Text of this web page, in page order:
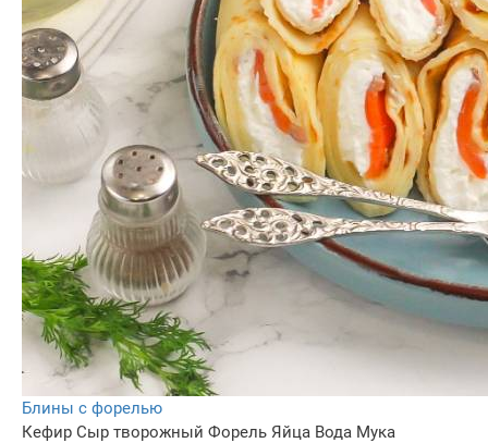
Блины с форелью
Кефир Сыр творожный Форель Яйца Вода Мука